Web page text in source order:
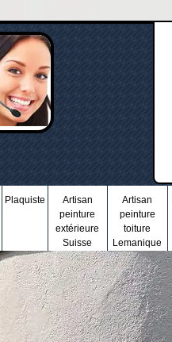
Plaquiste
Artisan
peinture
extérieure
Suisse
Artisan
peinture
toiture
Lemanique